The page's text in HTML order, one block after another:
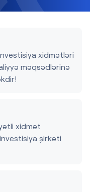
xidmətləri
məqsədlərinə
xidmət
şirkəti